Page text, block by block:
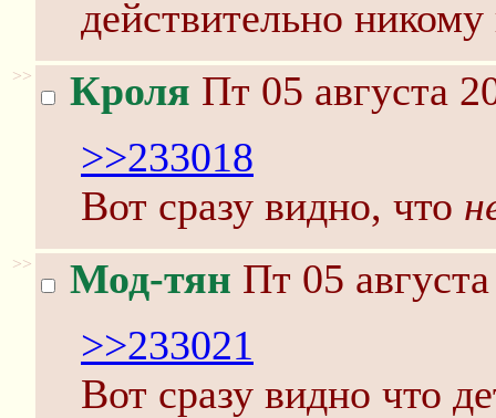
действительно
>> Кроля Пт 05 августа
>>233018
Вот сразу видно, что
>> Мод-тян Пт 05
>>233021
Вот сразу видно что